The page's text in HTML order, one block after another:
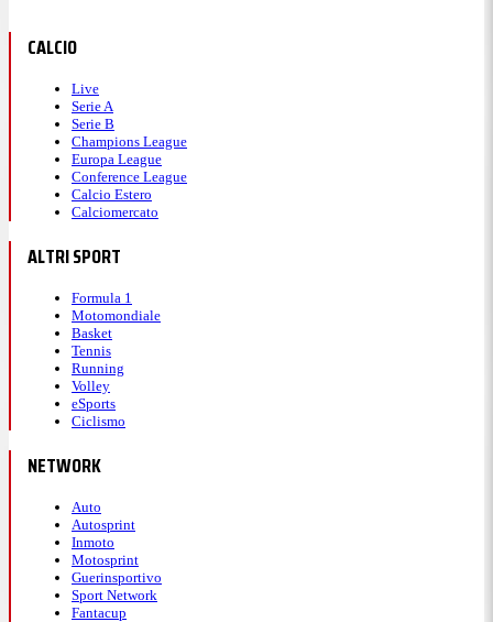
CALCIO
Live
Serie A
Serie B
Champions League
Europa League
Conference League
Calcio Estero
Calciomercato
ALTRI SPORT
Formula 1
Motomondiale
Basket
Tennis
Running
Volley
eSports
Ciclismo
NETWORK
Auto
Autosprint
Inmoto
Motosprint
Guerinsportivo
Sport Network
Fantacup